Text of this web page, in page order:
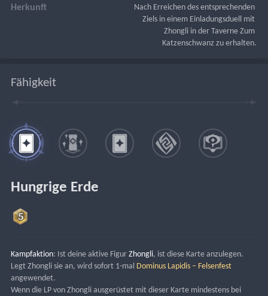
Herkunft
Nach Erreichen des entsprechenden
Ziels in einem Einladungsduell mit
Zhongli in der Taverne Zum
Katzenschwanz zu erhalten.
Fähigkeit
Hungrige Erde
Kampfaktion: Ist deine aktive Figur Zhongli, ist diese Karte anzulegen.
Legt Zhongli sie an, wird sofort 1-mal Dominus Lapidis – Felsenfest
angewendet.
Wenn die LP von Zhongli ausgerüstet mit dieser Karte mindestens bei